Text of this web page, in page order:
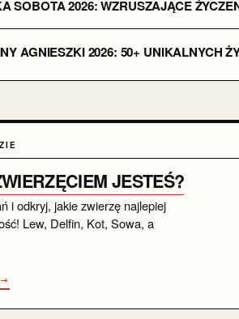
SOBOTA 2026: WZRUSZAJĄCE
AGNIESZKI 2026: 50+ UNIKALNYCH
JESTEŚ?
i odkryj, jakie zwierzę najlepiej
Lew, Delfin, Kot, Sowa, a